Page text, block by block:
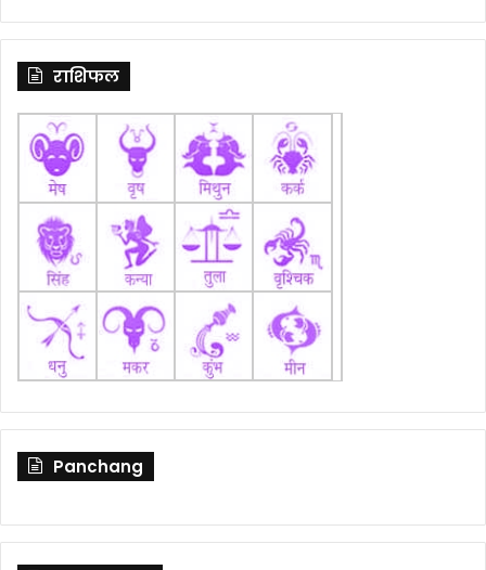
राशिफल
Panchang